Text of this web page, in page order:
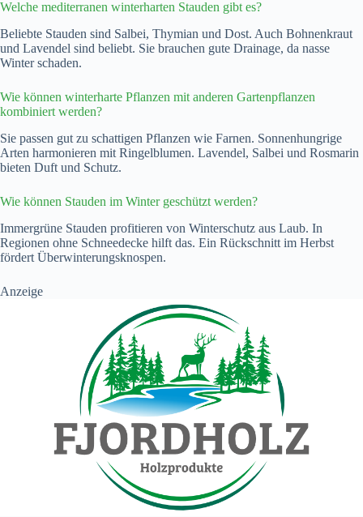
Welche mediterranen winterharten Stauden gibt es?
Beliebte Stauden sind Salbei, Thymian und Dost. Auch Bohnenkraut
und Lavendel sind beliebt. Sie brauchen gute Drainage, da nasse
Winter schaden.
Wie können winterharte Pflanzen mit anderen Gartenpflanzen
kombiniert werden?
Sie passen gut zu schattigen Pflanzen wie Farnen. Sonnenhungrige
Arten harmonieren mit Ringelblumen. Lavendel, Salbei und Rosmarin
bieten Duft und Schutz.
Wie können Stauden im Winter geschützt werden?
Immergrüne Stauden profitieren von Winterschutz aus Laub. In
Regionen ohne Schneedecke hilft das. Ein Rückschnitt im Herbst
fördert Überwinterungsknospen.
Anzeige